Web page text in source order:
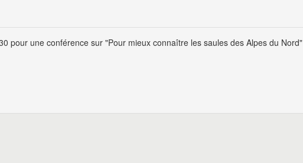
pour une conférence sur "Pour mieux connaître les saules des Alpes du Nord"